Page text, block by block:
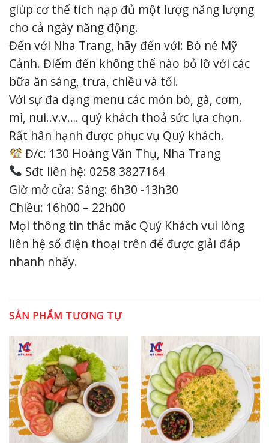
giúp cơ thể tích nạp đủ một lượg năng lượng
cho cả ngày năng động.
Đến với Nha Trang, hãy đến với: Bò né Mỹ
Cảnh. Điểm đến không thể nào bỏ lỡ với các
bữa ăn sáng, trưa, chiều và tối.
Với sự đa dạng menu các món bò, gà, cơm,
mì, nui..v.v…. quý khách thoả sức lựa chọn.
Rất hân hạnh được phục vụ Quý khách.
Đ/c: 130 Hoàng Văn Thụ, Nha Trang
Sđt liên hệ: 0258 3827164
Giờ mở cửa: Sáng: 6h30 -13h30
Chiều: 16h00 – 22h00
Mọi thông tin thắc mắc Quý Khách vui lòng
liên hệ số điện thoại trên để được giải đáp
nhanh nhấy.
SẢN PHẨM TƯƠNG TỰ